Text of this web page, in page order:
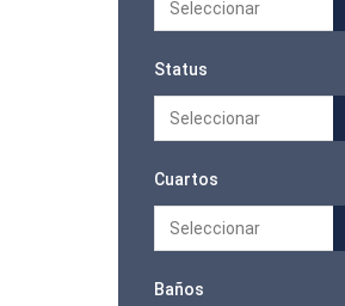
Seleccionar
Status
Seleccionar
Cuartos
Seleccionar
Baños